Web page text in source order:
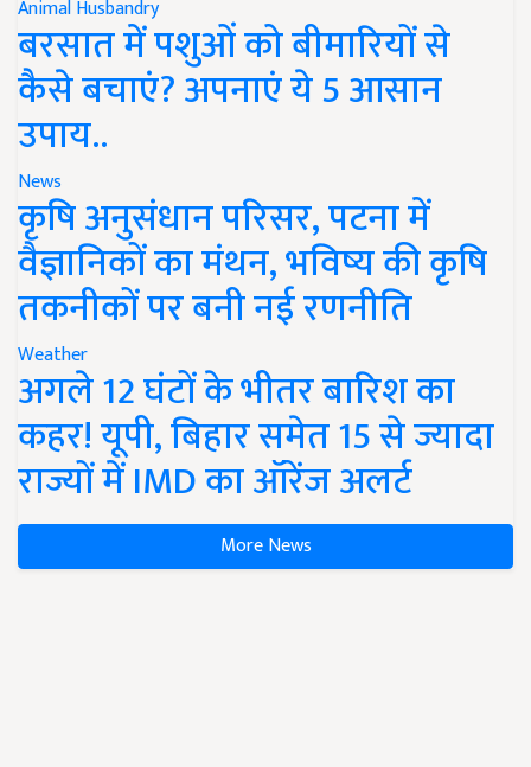
Animal Husbandry
बरसात में पशुओं को बीमारियों से
कैसे बचाएं? अपनाएं ये 5 आसान
उपाय..
News
कृषि अनुसंधान परिसर, पटना में
वैज्ञानिकों का मंथन, भविष्य की कृषि
तकनीकों पर बनी नई रणनीति
Weather
अगले 12 घंटों के भीतर बारिश का
कहर! यूपी, बिहार समेत 15 से ज्यादा
राज्यों में IMD का ऑरेंज अलर्ट
More News